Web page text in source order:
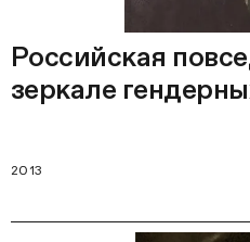
Российская
зеркале
2013